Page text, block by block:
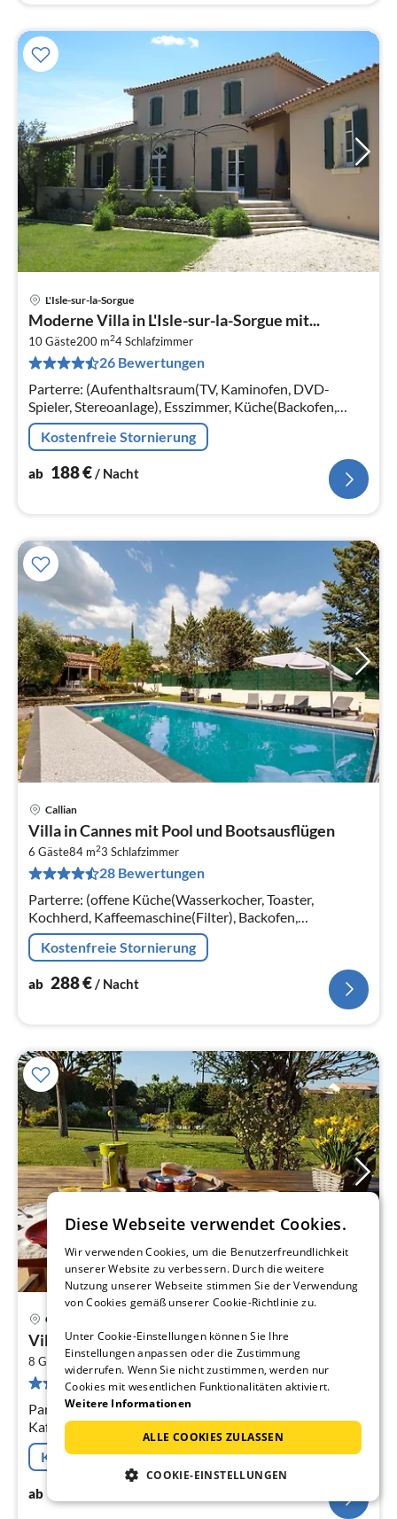
L'Isle-sur-la-Sorgue
Moderne Villa in L'Isle-sur-la-Sorgue mit...
10 Gäste200 m24Schlafzimmer
26 Bewertungen
Parterre: (Aufenthaltsraum(TV, Kaminofen, DVD-
Spieler, Stereoanlage), Esszimmer, Küche(Backofen,
Mikrowelle, Spülmaschine, 3x Kühlschrank(+
Gefrierfach))
Kostenfreie Stornierung
ab 188€/ Nacht
Callian
Villa in Cannes mit Pool und Bootsausflügen
6 Gäste84 m23 Schlafzimmer
28 Bewertungen
Parterre: (offene Küche(Wasserkocher, Toaster,
Kochherd, Kaffeemaschine(Filter), Backofen,
Mikrowelle, Spülmaschine, Kühl-/Gefrierkombination,
Waschmaschine)
Kostenfreie Stornierung
ab 288€ / Nacht
Carpentras
Villa in Saint-Pierre-de-Vassols mit privatem...
8 Gäste160 m24Schlafzimmer
20 Bewertungen
Parterre: (Küche(Kochherd(Ceranfeld),
Kaffeemaschine(Filter), Backofen, Mikrowelle,
Spülmaschine, Kühl-/Gefrierkombination),
Wohn/Esszimmer(TV(Satellit)
Kostenfreie Stornierung
ab
Diese Webseite verwendet Cookies.
Wir verwenden Cookies, um die Benutzerfreundlichkeit
unserer Website zu verbessern. Durch die weitere
Nutzung unserer Webseite stimmen Sie der Verwendung
von Cookies gemäß unserer Cookie-Richtlinie zu.
Unter Cookie-Einstellungen können Sie Ihre
Einstellungen anpassen oder die Zustimmung
widerrufen. Wenn Sie nicht zustimmen, werden nur
Cookies mit wesentlichen Funktionalitäten aktiviert.
Weitere Informationen
ALLE COOKIES ZULASSEN
COOKIE-EINSTELLUNGEN